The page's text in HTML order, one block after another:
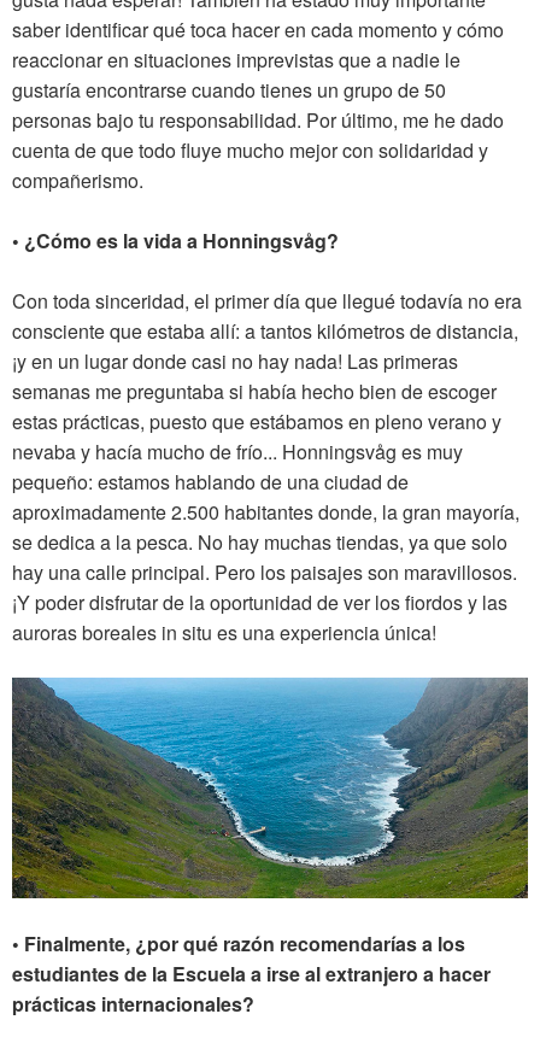
saber identificar qué toca hacer en cada momento y cómo
reaccionar en situaciones imprevistas que a nadie le
gustaría encontrarse cuando tienes un grupo de 50
personas bajo tu responsabilidad. Por último, me he dado
cuenta de que todo fluye mucho mejor con solidaridad y
compañerismo.
• ¿Cómo es la vida a Honningsvåg?
Con toda sinceridad, el primer día que llegué todavía no era
consciente que estaba allí: a tantos kilómetros de distancia,
¡y en un lugar donde casi no hay nada! Las primeras
semanas me preguntaba si había hecho bien de escoger
estas prácticas, puesto que estábamos en pleno verano y
nevaba y hacía mucho de frío... Honningsvåg es muy
pequeño: estamos hablando de una ciudad de
aproximadamente 2.500 habitantes donde, la gran mayoría,
se dedica a la pesca. No hay muchas tiendas, ya que solo
hay una calle principal. Pero los paisajes son maravillosos.
¡Y poder disfrutar de la oportunidad de ver los fiordos y las
auroras boreales in situ es una experiencia única!
• Finalmente, ¿por qué razón recomendarías a los
estudiantes de la Escuela a irse al extranjero a hacer
prácticas internacionales?